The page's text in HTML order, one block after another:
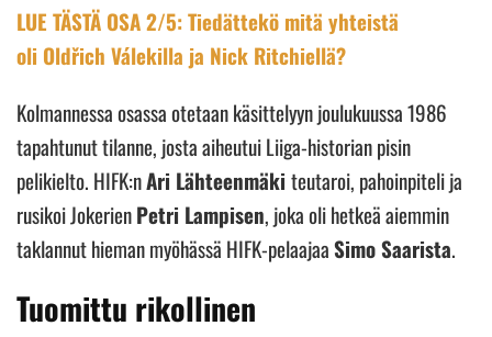
LUE TÄSTÄ OSA 2/5: Tiedättekö mitä yhteistä
oli Oldřich Válekilla ja Nick Ritchiellä?
Kolmannessa osassa otetaan käsittelyyn joulukuussa 1986
tapahtunut tilanne, josta aiheutui Liiga-historian pisin
pelikielto. HIFK:nAri Lähteenmäki teutaroi, pahoinpiteli ja
rusikoi JokerienPetri Lampisen, joka oli hetkeä aiemmin
taklannut hieman myöhässä HIFK-pelaajaaSimo Saarista.
Tuomittu rikollinen